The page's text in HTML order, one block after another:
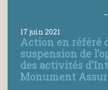
17 juin 2021
Action en référé
suspension de
des activités
Monument